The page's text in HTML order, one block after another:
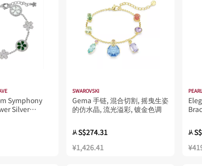
Symphony
Silver
SWAROVSKI
Gema 手链, 混合切割, 摇曳生姿
的仿水晶, 流光溢彩, 镀金色调
从S$274.31
¥1,426.41
从